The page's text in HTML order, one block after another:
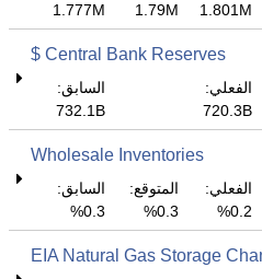
1.801M
1.79M
1.777M
Central Bank Reserves $
الفعلي:
720.3B
السابق:
732.1B
Wholesale Inventories
الفعلي:
0.2%
المتوقع:
0.3%
السابق:
0.3%
EIA Natural Gas Storage